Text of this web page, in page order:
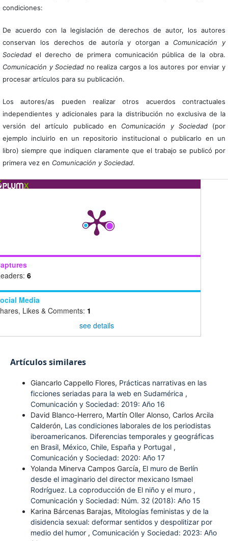
condiciones:
De acuerdo con la legislación de derechos de autor, los autores
conservan los derechos de autoría y otorgan a Comunicación y
Sociedadel derecho de primera comunicación pública de la obra.
Comunicación y Sociedad no realiza cargos a los autores por enviar y
procesar artículos para su publicación.
Los autores/as pueden realizar otros acuerdos contractuales
independientes y adicionales para la distribución no exclusiva de la
versión del artículo publicado en Comunicación y Sociedad(por
ejemplo incluirlo en un repositorio institucional o publicarlo en un
libro) siempre que indiquen claramente que el trabajo se publicó por
primera vez en Comunicación y Sociedad.
6
Media
Likes & Comments: 1
see details
Artículos similares
Giancarlo Cappello Flores, Prácticas narrativas en las
ficciones seriadas para la web en Sudamérica ,
Comunicación y Sociedad: 2019: Año 16
David Blanco-Herrero, Martín Oller Alonso, Carlos Arcila
Calderón, Las condiciones laborales de los periodistas
iberoamericanos. Diferencias temporales y geográficas
en Brasil, México, Chile, España y Portugal ,
Comunicación y Sociedad: 2020: Año 17
Yolanda Minerva Campos García, El muro de Berlín
desde el imaginario del director mexicano Ismael
Rodríguez. La coproducción de El niño y el muro ,
Comunicación y Sociedad: Núm. 32 (2018): Año 15
Karina Bárcenas Barajas, Mitologías feministas y de la
disidencia sexual: deformar sentidos y despolitizar por
medio del humor , Comunicación y Sociedad: 2023: Año